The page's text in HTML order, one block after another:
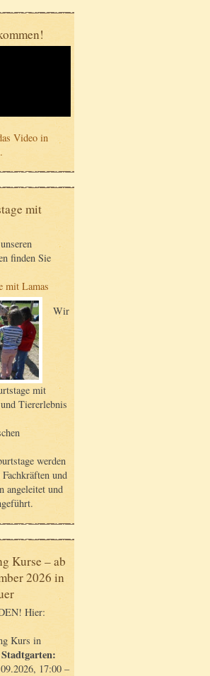
Video in
mit
finden Sie
mit Lamas
Wir
mit
Tiererlebnis
werden
und
angeleitet und
Kurse – ab
2026 in
Hier:
Kurs in
17:00 –